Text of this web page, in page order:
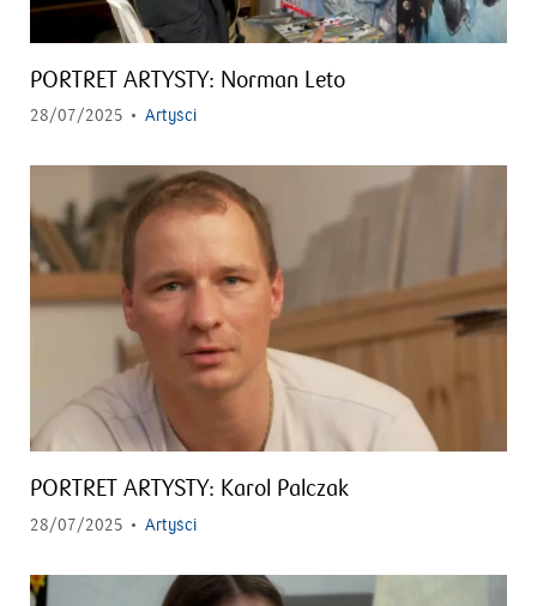
PORTRET ARTYSTY: Norman Leto
28/07/2025 Artyści
PORTRET ARTYSTY: Karol Palczak
28/07/2025 Artyści